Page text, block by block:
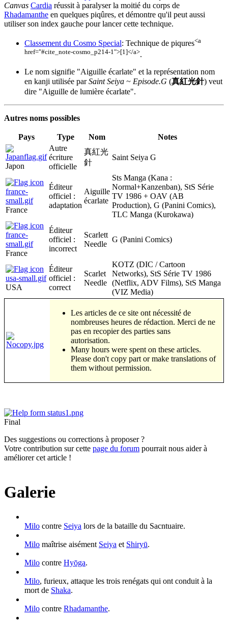
Canvas Cardia réussit à paralyser la moitié du corps de
Rhadamanthe en quelques piqûres, et démontre qu'il peut aussi
utiliser son index gauche pour lancer cette technique.
Classement du Cosmo Special: Technique de piqures<a
href="#cite_note-cosmo_p214-1">[1]</a>.
Le nom signifie "Aiguille écarlate" et la représentation nom
en kanji utilisée parSaint Seiya ~ Episode.G (真紅光針) veut
dire "Aiguille de lumière écarlate".
Autres noms possibles
Pays Type Nom Notes
Japon
Autre
écriture
officielle
真紅光
針
Saint Seiya G
France
Éditeur
officiel :
adaptation
Aiguille
écarlate
Sts Manga (Kana :
Normal+Kanzenban), StS Série
TV 1986 + OAV (AB
Production), G (Panini Comics),
TLC Manga (Kurokawa)
France
Éditeur
officiel :
incorrect
Scarlett
Needle
G (Panini Comics)
USA
Éditeur
officiel :
correct
Scarlet
Needle
KOTZ (DIC / Cartoon
Networks), StS Série TV 1986
(Netflix, ADV Films), StS Manga
(VIZ Media)
Les articles de ce site ont nécessité de
nombreuses heures de rédaction. Merci de ne
pas en recopier des parties sans
autorisation.
Many hours were spent on these articles.
Please don't copy part or make translations of
them without permission.
Final
Des suggestions ou corrections à proposer ?
Votre contribution sur cette page du forum pourrait nous aider à
améliorer cet article !
Galerie
Milo contre Seiya lors de la bataille du Sacntuaire.
Milo maîtrise aisément Seiya et Shiryū.
Milo contre Hyōga.
Milo, furieux, attaque les trois renégats qui ont conduit à la
mort de Shaka.
Milo contre Rhadamanthe.